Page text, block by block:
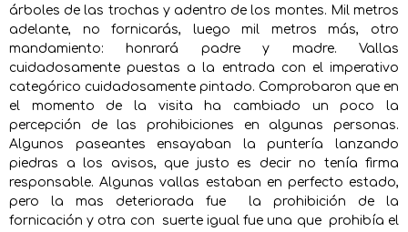
árboles de las trochas y adentro de los montes. Mil metros
adelante, no fornicarás, luego mil metros más, otro
mandamiento: honrará padre y madre. Vallas
cuidadosamente puestas a la entrada con el imperativo
categórico cuidadosamente pintado. Comprobaron que en
el momento de la visita ha cambiado un poco la
percepción de las prohibiciones en algunas personas.
Algunos paseantes ensayaban la puntería lanzando
piedras a los avisos, que justo es decir no tenía firma
responsable. Algunas vallas estaban en perfecto estado,
pero la mas deteriorada fue la prohibición de la
fornicación y otra con suerte igual fue una que prohibía el